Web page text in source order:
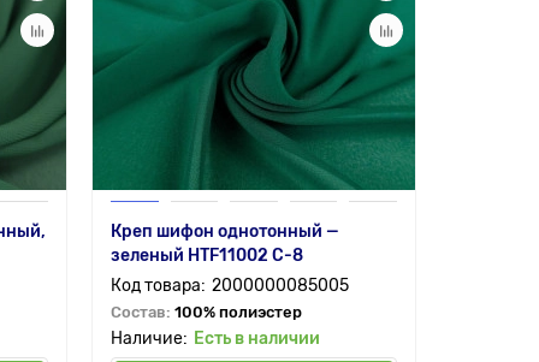
Креп шифон однотонный —
зеленый HTF11002 C-8
2000000085005
Состав: 100% полиэстер
Есть в наличии